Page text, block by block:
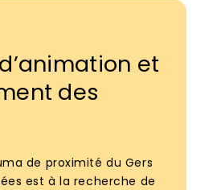
et
des
de proximité du Gers
est à la recherche de